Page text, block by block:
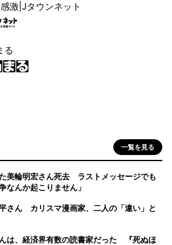
激|Jタウンネット
る
一覧を見る
美輪明宏さん死去 ラストメッセージでも
んか起こりません」
さん カリスマ漫画家、二人の「違い」と
は、経済界有数の読書家だった 『死ぬほ